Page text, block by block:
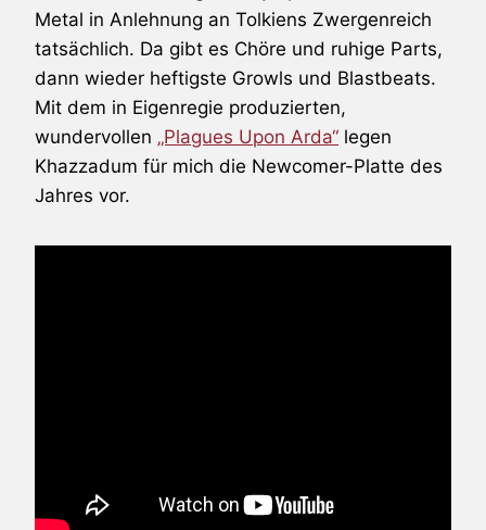
Metal in Anlehnung an Tolkiens Zwergenreich
tatsächlich. Da gibt es Chöre und ruhige Parts,
dann wieder heftigste Growls und Blastbeats.
Mit dem in Eigenregie produzierten,
wundervollen „Plagues Upon Arda“ legen
Khazzadum für mich die Newcomer-Platte des
Jahres vor.